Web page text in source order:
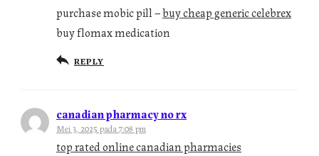
purchase mobic pill –buy cheap generic celebrex
buy flomax medication
REPLY
canadian pharmacy no rx
Mei 3, 2025 pada 7:08 pm
top rated online canadian pharmacies